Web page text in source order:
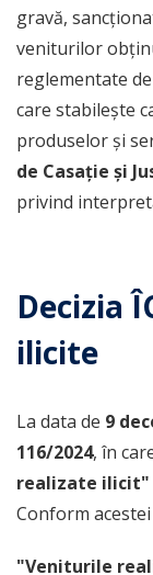
gravă,
veniturilor
reglementate de
care stabilește
produselor și
de Casație și
privind
Decizia
ilicite
La data de 9
116/2024, în
realizate ilicit"
Conform acestei
"Veniturile